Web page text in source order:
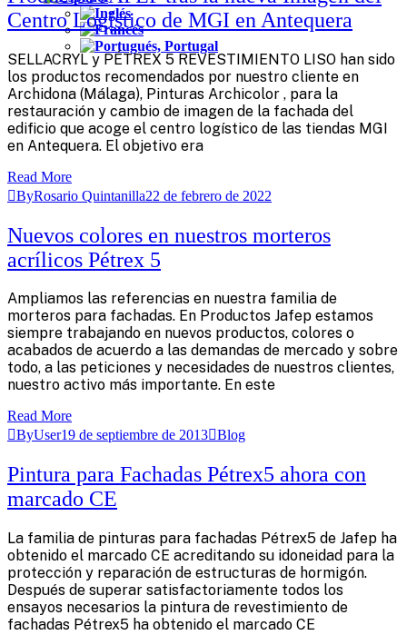
Centro Logístico de MGI en Antequera
SELLACRYL y PÉTREX 5 REVESTIMIENTO LISO han sido
los productos recomendados por nuestro cliente en
Archidona (Málaga), Pinturas Archicolor , para la
restauración y cambio de imagen de la fachada del
edificio que acoge el centro logístico de las tiendas MGI
en Antequera. El objetivo era
Read More
ByRosario Quintanilla22 de febrero de 2022
Nuevos colores en nuestros morteros
acrílicos Pétrex 5
Ampliamos las referencias en nuestra familia de
morteros para fachadas. En Productos Jafep estamos
siempre trabajando en nuevos productos, colores o
acabados de acuerdo a las demandas de mercado y sobre
todo, a las peticiones y necesidades de nuestros clientes,
nuestro activo más importante. En este
Read More
ByUser19 de septiembre de 2013 Blog
Pintura para Fachadas Pétrex5 ahora con
marcado CE
La familia de pinturas para fachadas Pétrex5 de Jafep ha
obtenido el marcado CE acreditando su idoneidad para la
protección y reparación de estructuras de hormigón.
Después de superar satisfactoriamente todos los
ensayos necesarios la pintura de revestimiento de
fachadas Pétrex5 ha obtenido el marcado CE